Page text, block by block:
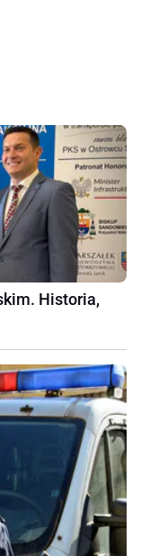
Historia,